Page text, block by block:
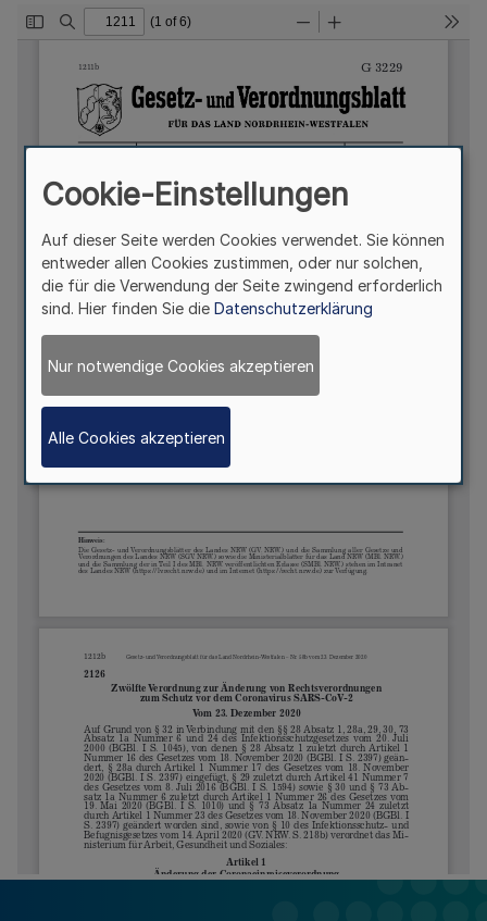
Cookie-Einstellungen
Auf dieser Seite werden Cookies verwendet. Sie können
entweder allen Cookies zustimmen, oder nur solchen,
die für die Verwendung der Seite zwingend erforderlich
sind. Hier finden Sie die Datenschutzerklärung
Nur notwendige Cookies akzeptieren
Alle Cookies akzeptieren